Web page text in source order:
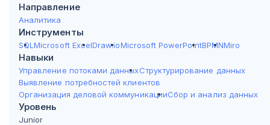
Направление
Аналитика
Инструменты
SQL Microsoft ExcelDraw.ioMicrosoft PowerPointBPMNMiro
Навыки
Управление потоками данныхСтруктурирование данных
Выявление потребностей клиентов
Организация деловой коммуникацииСбор и анализ данных
Уровень
Junior